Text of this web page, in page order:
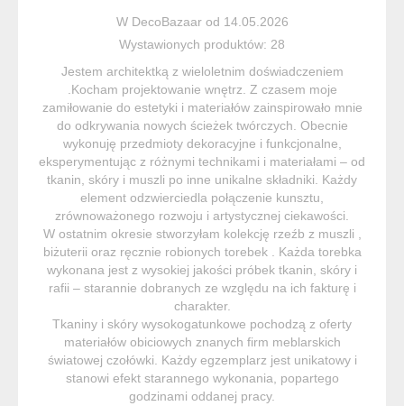
W DecoBazaar od 14.05.2026
Wystawionych produktów: 28
Jestem architektką z wieloletnim doświadczeniem
.Kocham projektowanie wnętrz. Z czasem moje
zamiłowanie do estetyki i materiałów zainspirowało mnie
do odkrywania nowych ścieżek twórczych. Obecnie
wykonuję przedmioty dekoracyjne i funkcjonalne,
eksperymentując z różnymi technikami i materiałami – od
tkanin, skóry i muszli po inne unikalne składniki. Każdy
element odzwierciedla połączenie kunsztu,
zrównoważonego rozwoju i artystycznej ciekawości.
W ostatnim okresie stworzyłam kolekcję rzeźb z muszli ,
biżuterii oraz ręcznie robionych torebek . Każda torebka
wykonana jest z wysokiej jakości próbek tkanin, skóry i
rafii – starannie dobranych ze względu na ich fakturę i
charakter.
Tkaniny i skóry wysokogatunkowe pochodzą z oferty
materiałów obiciowych znanych firm meblarskich
światowej czołówki. Każdy egzemplarz jest unikatowy i
stanowi efekt starannego wykonania, popartego
godzinami oddanej pracy.